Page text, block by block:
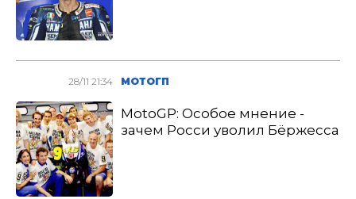
28/11 21:34 МОТОГП
MotoGP: Особое мнение -
зачем Росси уволил Бёржесса